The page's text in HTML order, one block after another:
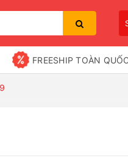
FREESHIP TOÀN